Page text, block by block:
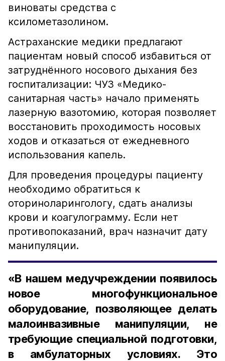
виноваты средства с
ксилометазолином.
Астраханские медики предлагают
пациентам новый способ избавиться от
затруднённого носового дыхания без
госпитализации: ЧУЗ «Медико-
санитарная часть» начало применять
лазерную вазотомию, которая позволяет
восстановить проходимость носовых
ходов и отказаться от ежедневного
использования капель.
Для проведения процедуры пациенту
необходимо обратиться к
оториноларингологу, сдать анализы
крови и коагулограмму. Если нет
противопоказаний, врач назначит дату
манипуляции.
«В нашем медучреждении появилось
новое многофункциональное
оборудование, позволяющее делать
малоинвазивные манипуляции, не
требующие специальной подготовки,
в амбулаторных условиях. Это